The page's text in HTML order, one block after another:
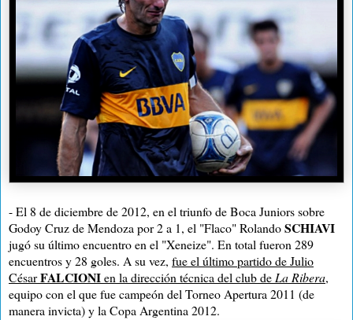
- El 8 de diciembre de 2012, en el triunfo de Boca Juniors sobre
Godoy Cruz de Mendoza por 2 a 1, el "Flaco" RolandoSCHIAVI
jugó su último encuentro en el "Xeneize". En total fueron 289
encuentros y 28 goles. A su vez, fue el último partido de Julio
CésarFALCIONIen la dirección técnica del club deLa Ribera,
equipo con el que fue campeón del Torneo Apertura 2011 (de
manera invicta) y la Copa Argentina 2012.